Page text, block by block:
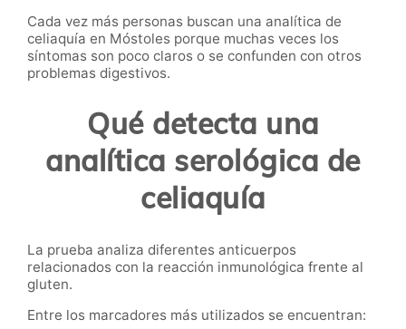
Cada vez más personas buscan una analítica de
celiaquía en Móstoles porque muchas veces los
síntomas son poco claros o se confunden con otros
problemas digestivos.
Qué detecta una
analítica serológica de
celiaquía
La prueba analiza diferentes anticuerpos
relacionados con la reacción inmunológica frente al
gluten.
Entre los marcadores más utilizados se encuentran: